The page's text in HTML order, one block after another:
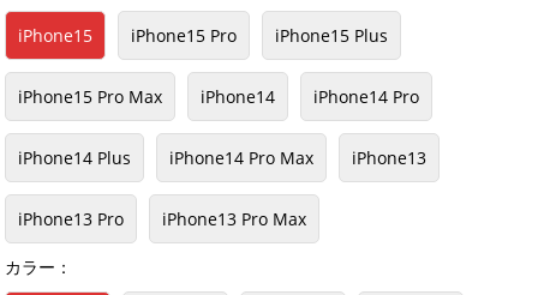
iPhone15 iPhone15 Pro iPhone15 Plus
iPhone15 Pro Max iPhone14 iPhone14 Pro
iPhone14 Plus iPhone14 Pro Max iPhone13
iPhone13 Pro iPhone13 Pro Max
カラー：